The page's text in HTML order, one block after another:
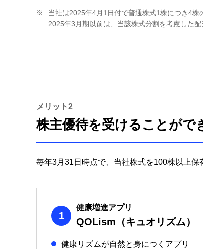
※
当社は2025年4月1日付で普通株式1株につき4株
2025年3月期以前は、当該株式分割を考慮した配
メリット2
株主優待を受けることがで
毎年3月31日時点で、当社株式を100株以上保
1
健康増進アプリ
QOLism（キュオリズム）
健康リズムが自然と身につくアプリ